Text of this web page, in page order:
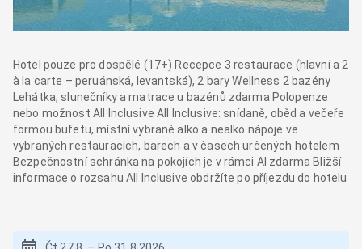
Hotel pouze pro dospělé (17+) Recepce 3 restaurace (hlavní a 2
à la carte – peruánská, levantská), 2 bary Wellness 2 bazény
Lehátka, slunečníky a matrace u bazénů zdarma Polopenze
nebo možnost All Inclusive All Inclusive: snídaně, oběd a večeře
formou bufetu, místní vybrané alko a nealko nápoje ve
vybraných restauracích, barech a v časech určených hotelem
Bezpečnostní schránka na pokojích je v rámci AI zdarma Bližší
informace o rozsahu All Inclusive obdržíte po příjezdu do hotelu